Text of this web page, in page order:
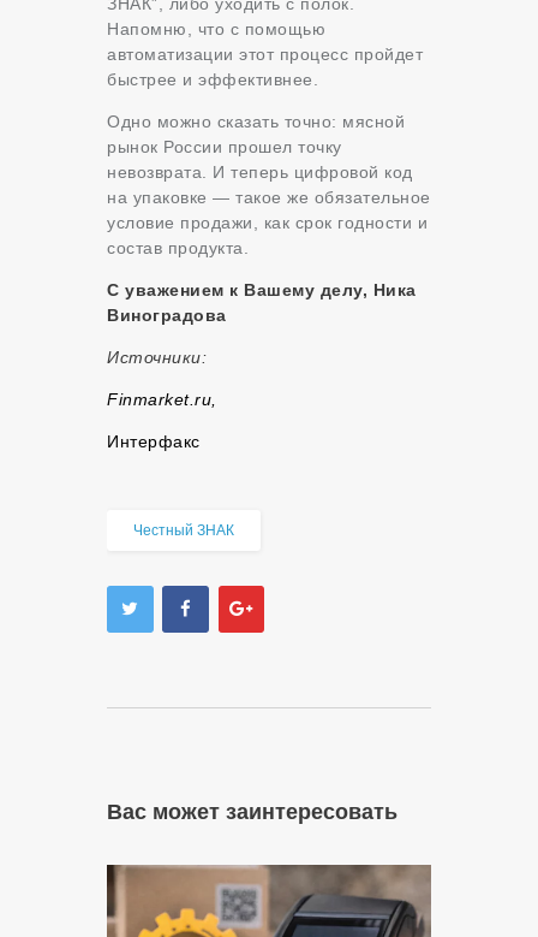
Напомню, что с помощью
автоматизации этот процесс пройдет
быстрее и эффективнее.
Одно можно сказать точно: мясной
рынок России прошел точку
невозврата. И теперь цифровой код
на упаковке — такое же обязательное
условие продажи, как срок годности и
состав продукта.
С уважением к Вашему делу, Ника
Виноградова
Источники:
Finmarket.ru,
Интерфакс
Честный ЗНАК
Вас может заинтересовать